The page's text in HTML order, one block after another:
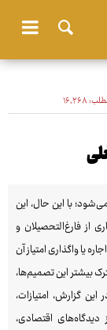
۱۶٬۲۶۸
با این حال، این
فارغ‌التحصیلان و
یا واگذاری امتیاز آن
بیشتر این تصمیم‌ها،
گزارش، امتیازات،
اقتصادی،